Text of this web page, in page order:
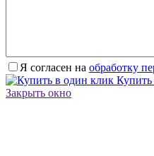
Я согласен на обработку
Закрыть окно